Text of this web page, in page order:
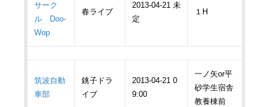
サーク
ル Doo-
Wop
春ライブ
2013-04-21 未
定
１H
筑波自動
車部
銚子ドラ
イブ
2013-04-21 0
9:00
一ノ矢or平
砂学生宿舎
教養棟前